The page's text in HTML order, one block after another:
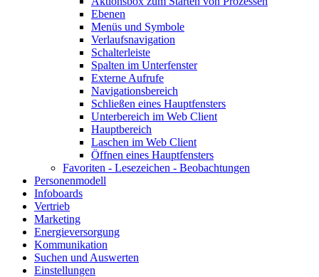
Ebenen
Menüs und Symbole
Verlaufsnavigation
Schalterleiste
Spalten im Unterfenster
Externe Aufrufe
Navigationsbereich
Schließen eines Hauptfensters
Unterbereich im Web Client
Hauptbereich
Laschen im Web Client
Öffnen eines Hauptfensters
Favoriten - Lesezeichen - Beobachtungen
Personenmodell
Infoboards
Vertrieb
Marketing
Energieversorgung
Kommunikation
Suchen und Auswerten
Einstellungen